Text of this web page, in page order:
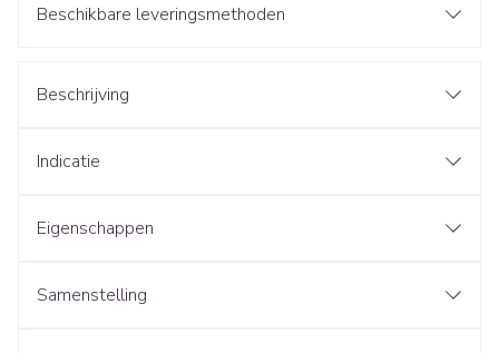
Beschikbare leveringsmethoden
Beschrijving
Indicatie
Eigenschappen
Samenstelling